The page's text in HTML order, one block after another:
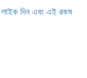
লাইক দিন এবং এই রকম